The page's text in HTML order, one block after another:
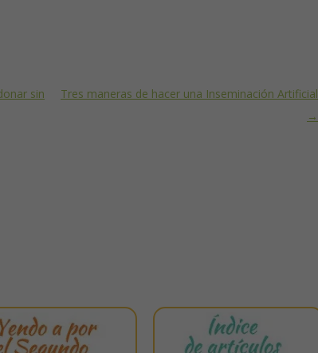
sin
Tres maneras de hacer una Inseminación Artificial
→